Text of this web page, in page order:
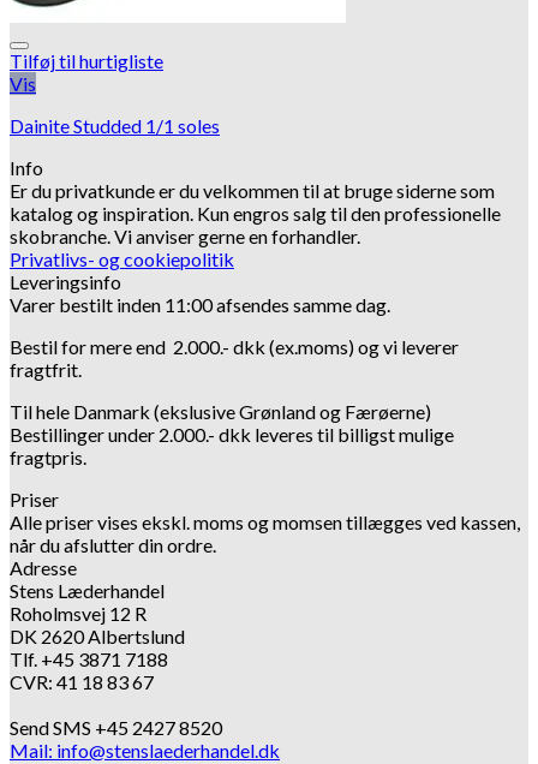
Tilføj til hurtigliste
Vis
Dainite Studded 1/1 soles
Info
Er du privatkunde er du velkommen til at bruge siderne som
katalog og inspiration. Kun engros salg til den professionelle
skobranche.Vi anviser gerne en forhandler.
Privatlivs- og cookiepolitik
Leveringsinfo
Varer bestilt inden 11:00 afsendes samme dag.
Bestil for mere end 2.000.- dkk (ex.moms) og vi leverer
fragtfrit.
Til hele Danmark (ekslusive Grønland og Færøerne)
Bestillinger under 2.000.- dkk leveres til billigst mulige
fragtpris.
Priser
Alle priser vises ekskl. moms og momsen tillægges ved kassen,
når du afslutter din ordre.
Adresse
Stens Læderhandel
Roholmsvej 12 R
DK 2620 Albertslund
Tlf. +45 3871 7188
CVR: 41 18 83 67
Send SMS +45 2427 8520
Mail: info@stenslaederhandel.dk